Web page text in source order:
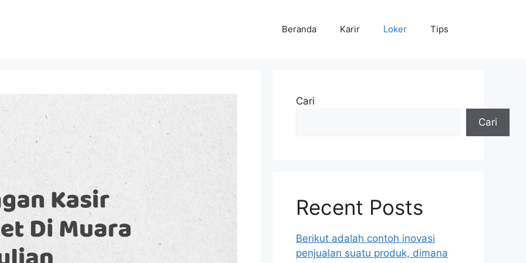
Beranda Karir Loker Tips
Cari
Cari
Recent Posts
Berikut adalah contoh inovasi
penjualan suatu produk, dimana